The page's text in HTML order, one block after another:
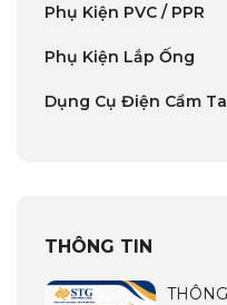
Phụ Kiện PVC / PPR
Phụ Kiện Lắp Ống
Dụng Cụ Điện Cầm
THÔNG TIN